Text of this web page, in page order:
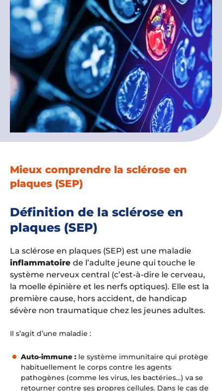
Mieux comprendre la sclérose en
plaques (SEP)
Définition de la sclérose en
plaques (SEP)
La sclérose en plaques (SEP) est une maladie
inflammatoire de l’adulte jeune qui touche le
système nerveux central (c’est-à-dire le cerveau,
la moelle épinière et les nerfs optiques). Elle est la
première cause, hors accident, de handicap
sévère non traumatique chez les jeunes adultes.
Il s’agit d’une maladie :
Auto-immune : le système immunitaire qui protège
habituellement le corps contre les agents
pathogènes (comme les virus, les bactéries…) va se
retourner contre ses propres cellules. Dans le cas de